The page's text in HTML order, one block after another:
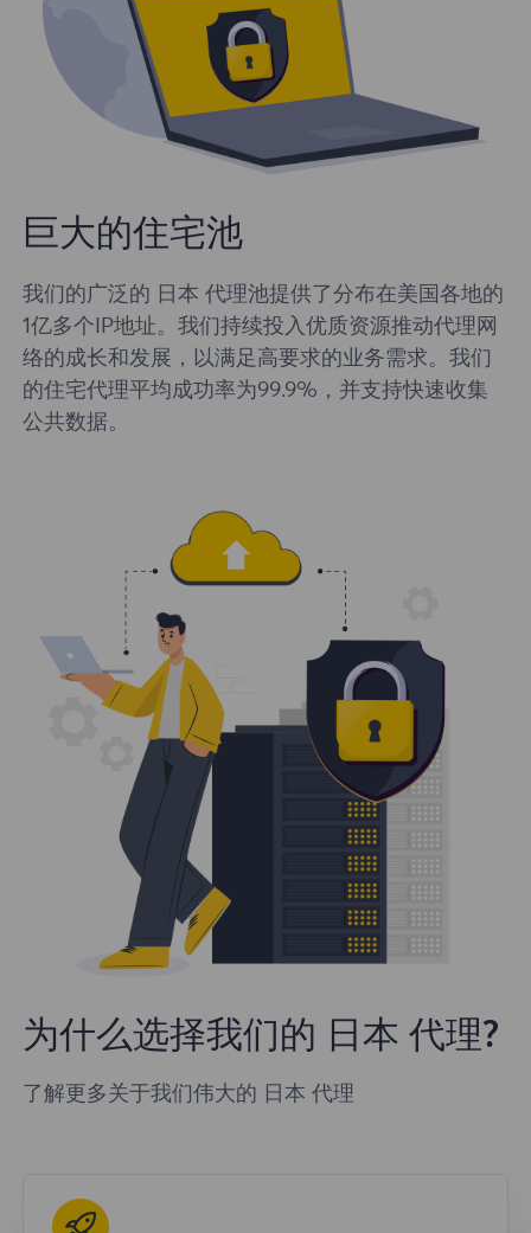
巨大的住宅池
我们的广泛的 日本 代理池提供了分布在美国各地的
1亿多个IP地址。我们持续投入优质资源推动代理网
络的成长和发展，以满足高要求的业务需求。我们
的住宅代理平均成功率为99.9%，并支持快速收集
公共数据。
为什么选择我们的 日本 代理?
了解更多关于我们伟大的 日本 代理